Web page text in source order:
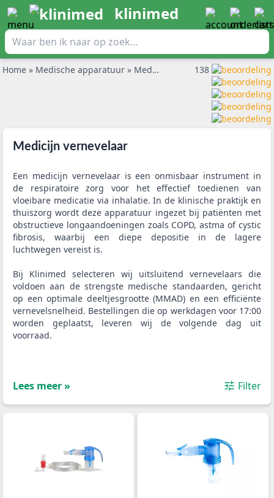
klinimed
Home » Medische apparatuur » Medicijn vernevelaar 138
Medicijn vernevelaar
Een medicijn vernevelaar is een onmisbaar instrument in
de respiratoire zorg voor het effectief toedienen van
vloeibare medicatie via inhalatie. In de klinische praktijk en
thuiszorg wordt deze apparatuur ingezet bij patiënten met
obstructieve longaandoeningen zoals COPD, astma of cystic
fibrosis, waarbij een diepe depositie in de lagere
luchtwegen vereist is.
Bij Klinimed selecteren wij uitsluitend vernevelaars die
voldoen aan de strengste medische standaarden, gericht
op een optimale deeltjesgrootte (MMAD) en een efficiënte
vernevelsnelheid. Bestellingen die op werkdagen voor 17:00
worden geplaatst, leveren wij de volgende dag uit
voorraad.
Lees meer » Filter